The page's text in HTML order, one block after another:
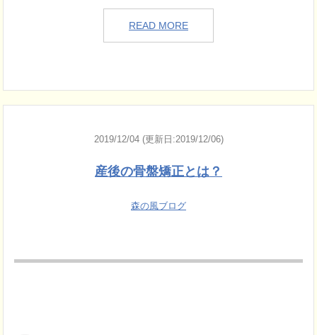
READ MORE
2019/12/04 (更新日:2019/12/06)
産後の骨盤矯正とは？
森の風ブログ